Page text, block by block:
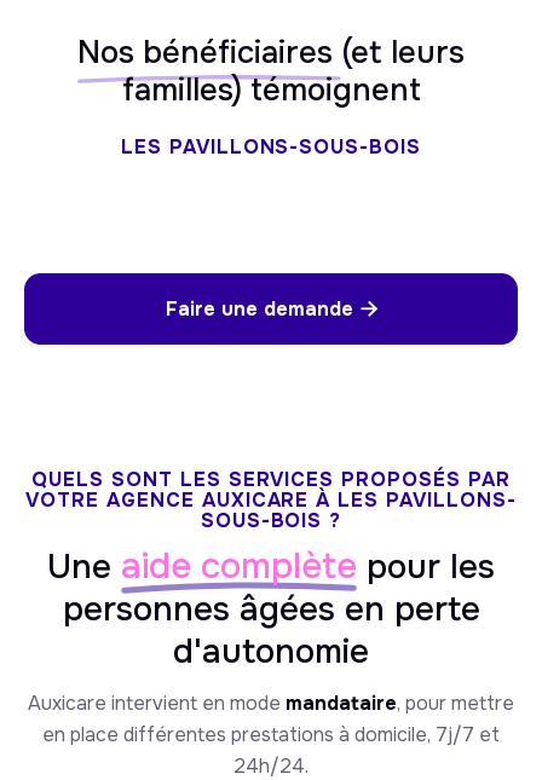
Nos bénéficiaires (et leurs
familles) témoignent
LES PAVILLONS-SOUS-BOIS
Faire une demande 
QUELS SONT LES SERVICES PROPOSÉS PAR
VOTRE AGENCE AUXICARE À LES PAVILLONS-
SOUS-BOIS ?
Une aide complète pour les
personnes âgées en perte
d'autonomie
Auxicare intervient en mode mandataire, pour mettre
en place différentes prestations à domicile, 7j/7 et
24h/24.